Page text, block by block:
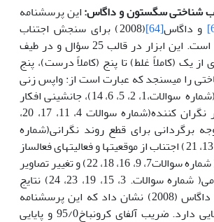
شناختی سگستون و داگاس:این پرسشنامه
و داگاس[64]
(2008) برای سنجش اجتناب
شناختی تهیه شده است. این ابزار در قالب 25 سؤال و در طیف
یک (کاملاً غلط) تا پنج (کاملاً درست)، پنج
را می­سنجد که عبارت است از: واپس زنی
افکار نگران کننده(شماره سوالات،1، 2، 5، 6، 14)، جانشینی افکار
مثبت به جای افکار نگران کننده(شماره سوالات 4، 11، 17، 20،
برگردانی برای قطع روند نگرانی(شماره
سوالات ، 8، 10، 12، 13، 21) اجتناب از موقعیتها و فعالیتهای فعالساز
افکار نگران کننده( شماره سوالات7، 9، 16، 18، 22) و تغییر تصاویر
ذهنی به افکار کلامی( شماره سوالات. 3، 15، 19، 23، 24) نتایج
تحقیق سگستون و داگاس (2008) نشان داد که این پرسشنامه
همسانی درونی بالایی دارد. ضریب آلفای کرونباخ95/0 و پایایی